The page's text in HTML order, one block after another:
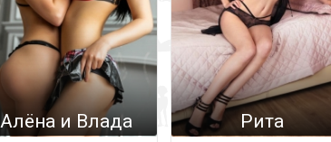
Алёна и Влада Рита